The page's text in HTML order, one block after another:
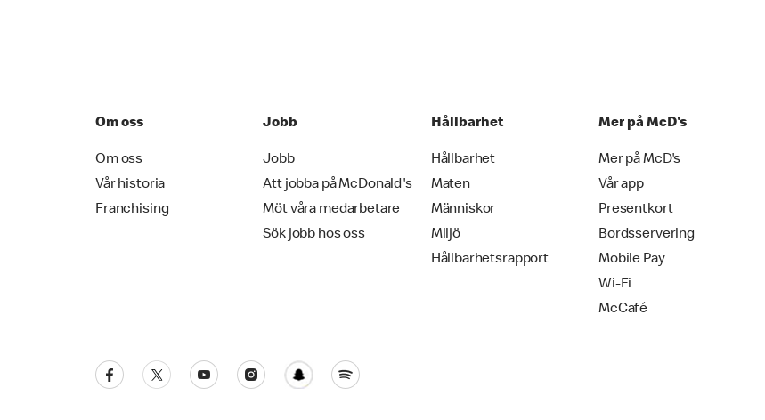
Om oss
Om oss
Vår historia
Franchising
Jobb
Jobb
Att jobba på McDonald's
Möt våra medarbetare
Sök jobb hos oss
Hållbarhet
Hållbarhet
Maten
Människor
Miljö
Hållbarhetsrapport
Mer på McD's
Mer på McD's
Vår app
Presentkort
Bordsservering
Mobile Pay
Wi-Fi
McCafé